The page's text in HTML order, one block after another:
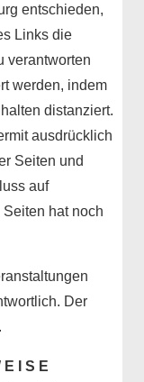
entschieden,
Links die
verantworten
werden, indem
distanziert.
ausdrücklich
Seiten und
auf
hat noch
Der
E I S E